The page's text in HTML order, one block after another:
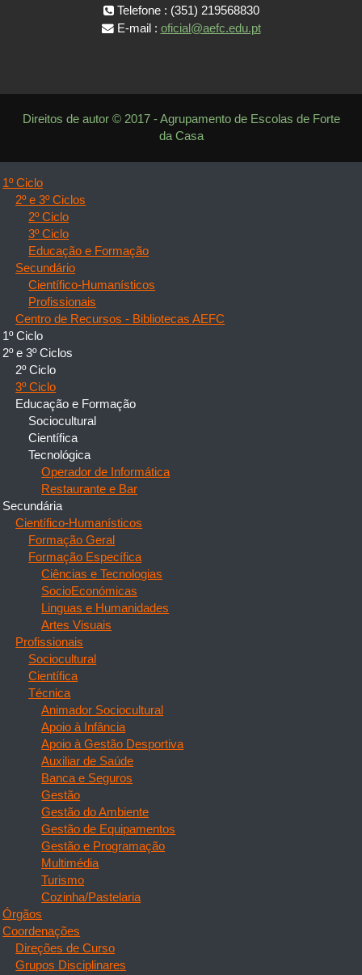
Telefone : (351) 219568830
E-mail : oficial@aefc.edu.pt
Direitos de autor © 2017 - Agrupamento de Escolas de Forte
da Casa
1º Ciclo
2º e 3º Ciclos
2º Ciclo
3º Ciclo
Educação e Formação
Secundário
Científico-Humanísticos
Profissionais
Centro de Recursos - Bibliotecas AEFC
1º Ciclo
2º e 3º Ciclos
2º Ciclo
3º Ciclo
Educação e Formação
Sociocultural
Científica
Tecnológica
Operador de Informática
Restaurante e Bar
Secundária
Científico-Humanísticos
Formação Geral
Formação Específica
Ciências e Tecnologias
SocioEconómicas
Linguas e Humanidades
Artes Visuais
Profissionais
Sociocultural
Científica
Técnica
Animador Sociocultural
Apoio à Infância
Apoio à Gestão Desportiva
Auxiliar de Saúde
Banca e Seguros
Gestão
Gestão do Ambiente
Gestão de Equipamentos
Gestão e Programação
Multimédia
Turismo
Cozinha/Pastelaria
Órgãos
Coordenações
Direções de Curso
Grupos Disciplinares